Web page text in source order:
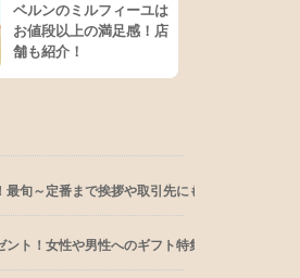
ベルンのミルフィーユは
お値段以上の満足感！店
舗も紹介！
旬～定番まで挨拶や取引先にも
ト！女性や男性へのギフト特集